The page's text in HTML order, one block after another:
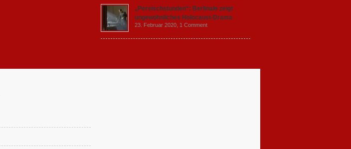
„Persischstunden“: Berlinale zeigt
ungewöhnliches Holocaust-Drama
23. Februar 2020, 1 Comment